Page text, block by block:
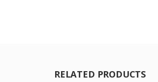
RELATED PRODUCTS